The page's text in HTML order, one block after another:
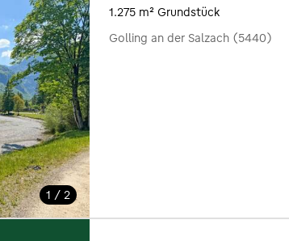
1 / 2
1.275 m² Grundstück
Golling an der Salzach (5440)